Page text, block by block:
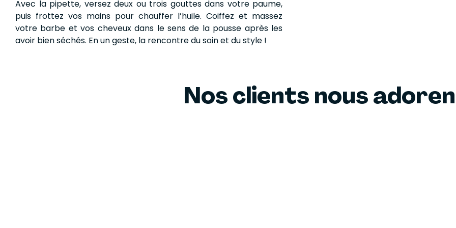
Avec la pipette, versez deux ou trois gouttes dans votre paume,
puis frottez vos mains pour chauffer l’huile. Coiffez et massez
votre barbe et vos cheveux dans le sens de la pousse après les
avoir bien séchés. En un geste, la rencontre du soin et du style !
Nos clients nous